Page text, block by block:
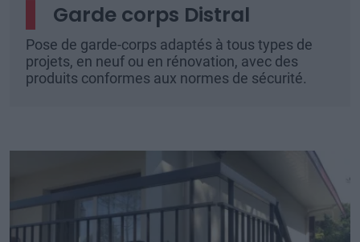
Garde corps Distral
Pose de garde-corps adaptés à tous types de
projets, en neuf ou en rénovation, avec des
produits conformes aux normes de sécurité.